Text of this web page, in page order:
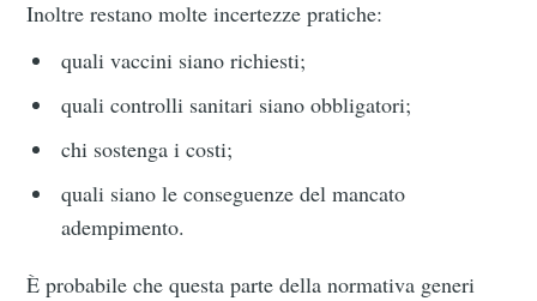
Inoltre restano molte incertezze pratiche:
quali vaccini siano richiesti;
quali controlli sanitari siano obbligatori;
chi sostenga i costi;
quali siano le conseguenze del mancato
adempimento.
È probabile che questa parte della normativa generi